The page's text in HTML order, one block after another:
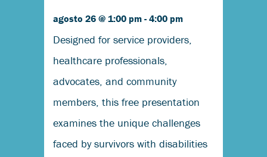
agosto 26 @ 1:00 pm - 4:00 pm
Designed for service providers,
healthcare professionals,
advocates, and community
members, this free presentation
examines the unique challenges
faced by survivors with disabilities